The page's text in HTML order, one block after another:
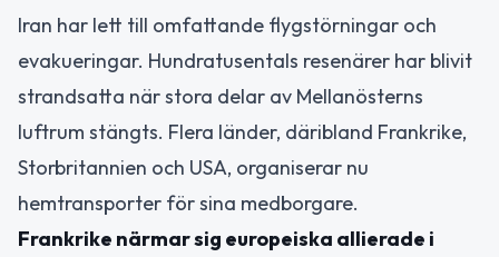
Iran har lett till omfattande flygstörningar och
evakueringar. Hundratusentals resenärer har blivit
strandsatta när stora delar av Mellanösterns
luftrum stängts. Flera länder, däribland Frankrike,
Storbritannien och USA, organiserar nu
hemtransporter för sina medborgare.
Frankrike närmar sig europeiska allierade i